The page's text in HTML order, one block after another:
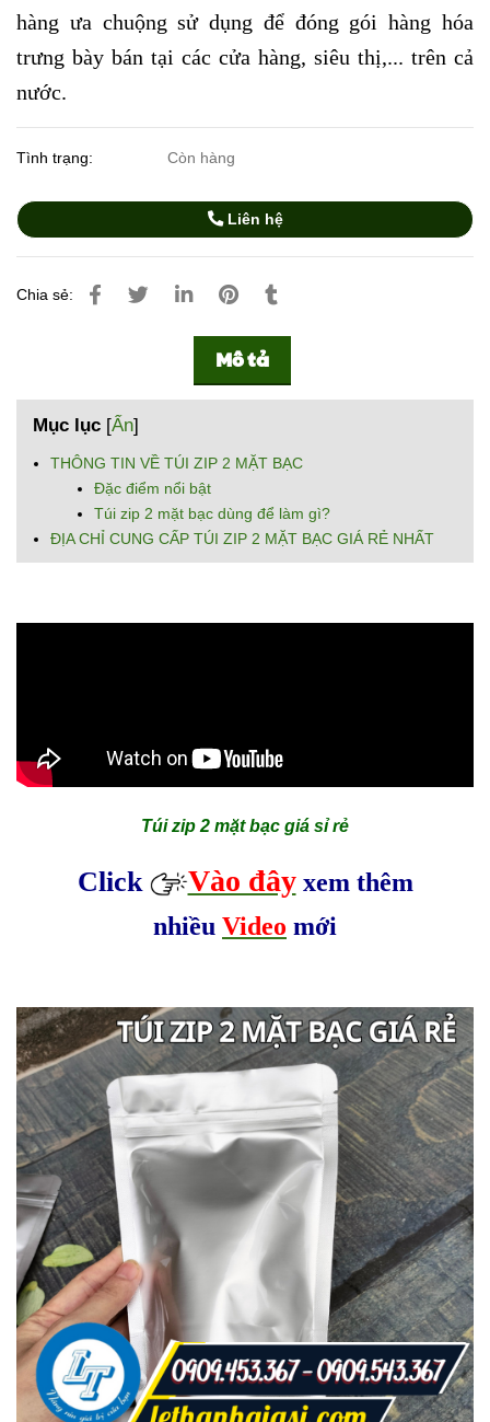
hàng ưa chuộng sử dụng để đóng gói hàng hóa
trưng bày bán tại các cửa hàng, siêu thị,... trên cả
nước.
Tình trạng: Còn hàng
Liên hệ
Chia sẻ:
Mô tả
Mục lục [Ẩn]
THÔNG TIN VỀ TÚI ZIP 2 MẶT BẠC
Đặc điểm nổi bật
Túi zip 2 mặt bạc dùng để làm gì?
ĐỊA CHỈ CUNG CẤP TÚI ZIP 2 MẶT BẠC GIÁ RẺ NHẤT
Túi zip 2 mặt bạc giá sỉ rẻ
Click Vào đâyxem thêm
nhiều Video mới